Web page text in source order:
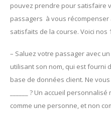
pouvez prendre pour satisfaire
passagers à vous récompenser
satisfaits de la course. Voici nos
– Saluez votre passager avec
utilisant son nom, qui est fourni
base de données client. Ne
______ ? Un accueil
comme une personne, et non